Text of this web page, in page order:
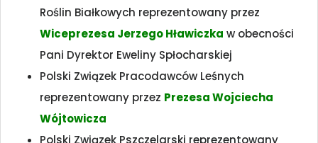
Roślin Białkowych reprezentowany przez
Wiceprezesa Jerzego Hławiczka w obecności
Pani Dyrektor Eweliny Spłocharskiej
Polski Związek Pracodawców Leśnych
reprezentowany przez Prezesa Wojciecha
Wójtowicza